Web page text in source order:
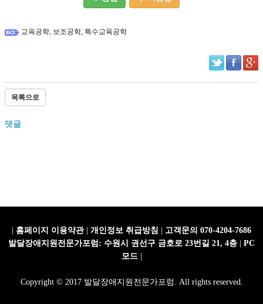
교육공학, 보조공학, 특수교육공학
목록으로
댓글
홈페이지 이용약관| 개인정보 취급방침
고객문의 070-4204-7686
발달장애지원전문가포럼: 수원시 권선구 금호로 23번길 21, 4층
PC
모드|
Copyright © 2017 발달장애지원전문가포럼. All rights reserved.